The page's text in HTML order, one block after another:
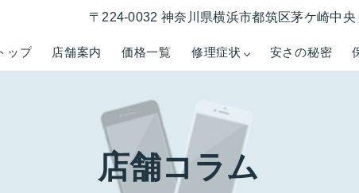
ップ 店舗案内 価格一覧 修理症状 安さの秘密
〒224-0032 神奈川県横浜市都筑区茅ケ崎中
店舗コラム